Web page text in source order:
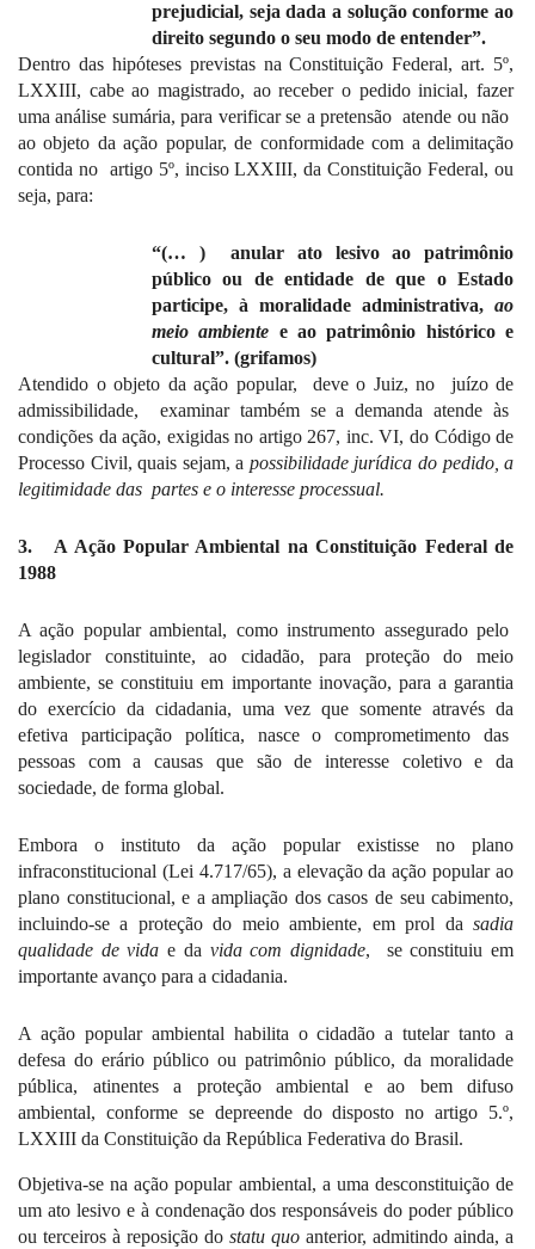
prejudicial, seja dada a solução conforme ao
direito segundo o seu modo de entender”.
Dentro das hipóteses previstas na Constituição Federal, art. 5º,
LXXIII, cabe ao magistrado, ao receber o pedido inicial, fazer
uma análise sumária, para verificar se a pretensão atende ou não
ao objeto da ação popular, de conformidade com a delimitação
contida no artigo 5º, inciso LXXIII, da Constituição Federal, ou
seja, para:
“(… )
anular ato lesivo ao patrimônio
público ou de entidade de que o Estado
participe, à moralidade administrativa, ao
meio ambiente e ao patrimônio histórico e
cultural”. (grifamos)
Atendido o objeto da ação popular,
deve o Juiz, no
juízo de
admissibilidade,
examinar também se a demanda atende às
condições da ação, exigidas no artigo 267, inc. VI, do Código de
Processo Civil, quais sejam, a possibilidade jurídica do pedido, a
legitimidade das partes e o interesse processual.
3.
A Ação Popular Ambiental na Constituição Federal de
1988
A ação popular ambiental, como instrumento assegurado pelo
legislador constituinte, ao cidadão, para proteção do meio
ambiente, se constituiu em importante inovação, para a garantia
do exercício da cidadania, uma vez que somente através da
efetiva participação política, nasce o comprometimento das
pessoas com a causas que são de interesse coletivo e da
sociedade, de forma global.
Embora o instituto da ação popular existisse no plano
infraconstitucional (Lei 4.717/65), a elevação da ação popular ao
plano constitucional, e a ampliação dos casos de seu cabimento,
incluindo-se a proteção do meio ambiente, em prol dasadia
qualidade de vida e da vida com dignidade,
se constituiu em
importante avanço para a cidadania.
A ação popular ambiental habilita o cidadão a tutelar tanto a
defesa do erário público ou patrimônio público, da moralidade
pública, atinentes a proteção ambiental e ao bem difuso
ambiental, conforme se depreende do disposto no artigo 5.º,
LXXIII da Constituição da República Federativa do Brasil.
Objetiva-se na ação popular ambiental, a uma desconstituição de
um ato lesivo e à condenação dos responsáveis do poder público
ou terceiros à reposição dostatu quoanterior, admitindo ainda, a